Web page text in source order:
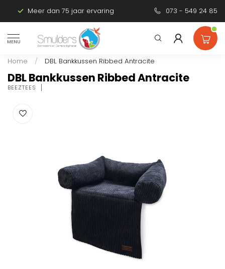
Meer dan 75 jaar ervaring Persoonlijk
073 - 549 24 85
MENU
Home / DBL Bankkussen Ribbed Antracite
DBL Bankkussen Ribbed Antracite
BEEZTEES